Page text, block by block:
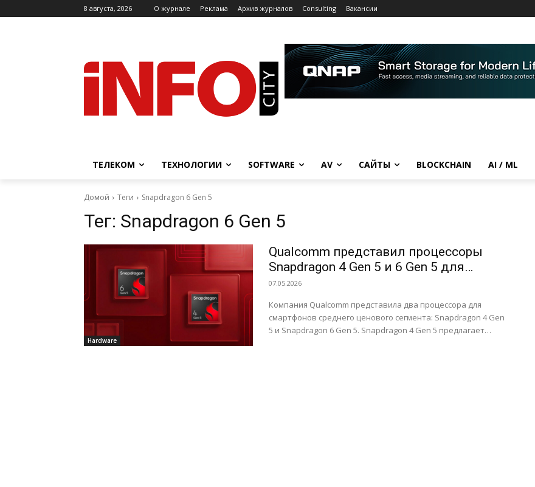
8 августа, 2026 O журнале Реклама Архив журналов Consulting Вакансии
ТЕЛЕКОМ ТЕХНОЛОГИИ SOFTWARE AV САЙТЫ BLOCKCHAIN AI / ML
Домой Теги Snapdragon 6 Gen 5
Тег: Snapdragon 6 Gen 5
Hardware
Qualcomm представил процессоры
Snapdragon 4 Gen 5 и 6 Gen 5 для
среднебюджетных смартфонов
07.05.2026
Компания Qualcomm представила два процессора для
смартфонов среднего ценового сегмента: Snapdragon 4 Gen
5 и Snapdragon 6 Gen 5. Snapdragon 4 Gen 5 предлагает